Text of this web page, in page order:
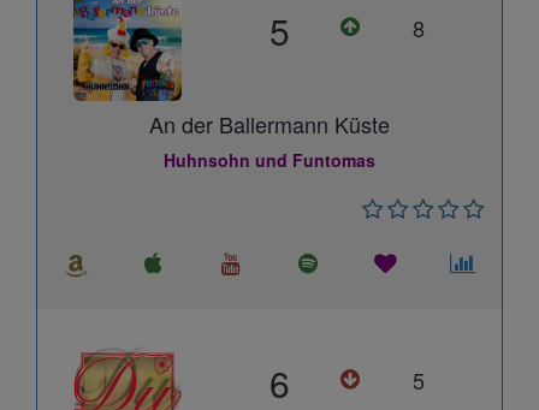
5 8
An der Ballermann Küste
Huhnsohn und Funtomas
6 5